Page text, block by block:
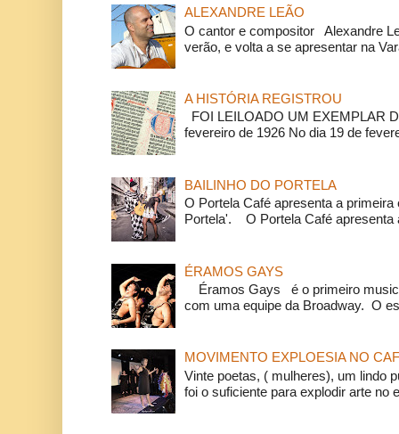
ALEXANDRE LEÃO
O cantor e compositor Alexandre
verão, e volta a se apresentar na
A HISTÓRIA REGISTROU
FOI LEILOADO UM EXEMPLAR
fevereiro de 1926 No dia 19 de
BAILINHO DO PORTELA
O Portela Café apresenta a
Portela'. O Portela Café apresenta
ÉRAMOS GAYS
Éramos Gays é o primeiro
com uma equipe da Broadway. O
MOVIMENTO EXPLOESIA NO
Vinte poetas, ( mulheres), um lindo
foi o suficiente para explodir arte no